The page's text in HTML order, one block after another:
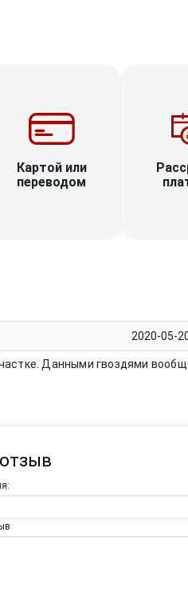
Картой или
переводом
2020-05-
Данными гвоздями